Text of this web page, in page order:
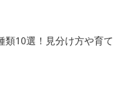
類10選！見分け方や育て